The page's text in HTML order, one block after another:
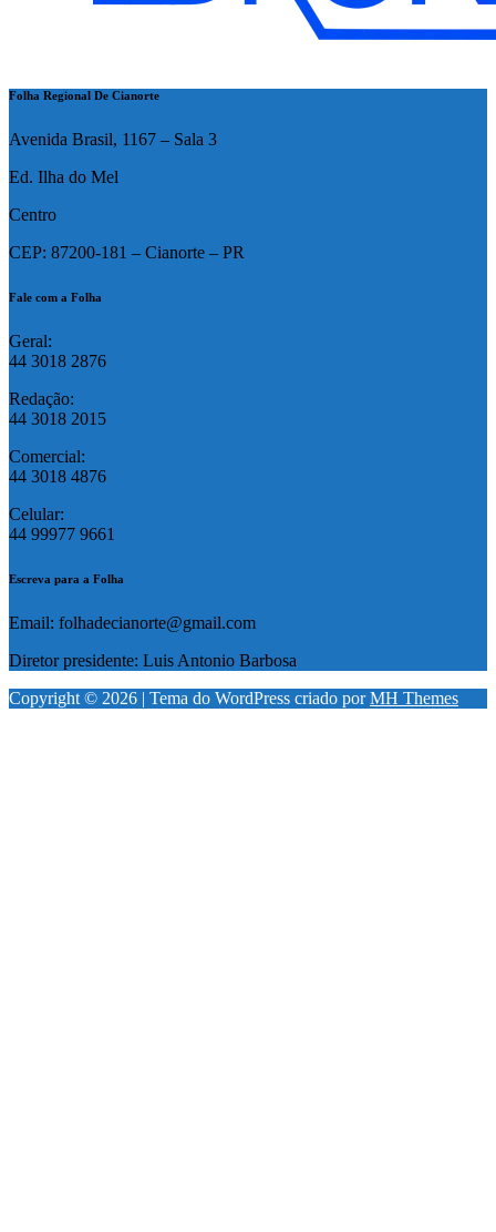
Folha Regional De Cianorte
Avenida Brasil, 1167 – Sala 3
Ed. Ilha do Mel
Centro
CEP: 87200-181 – Cianorte – PR
Fale com a Folha
Geral:
44 3018 2876
Redação:
44 3018 2015
Comercial:
44 3018 4876
Celular:
44 99977 9661
Escreva para a Folha
Email: folhadecianorte@gmail.com
Diretor presidente: Luis Antonio Barbosa
Copyright © 2026 | Tema do WordPress criado porMH Themes